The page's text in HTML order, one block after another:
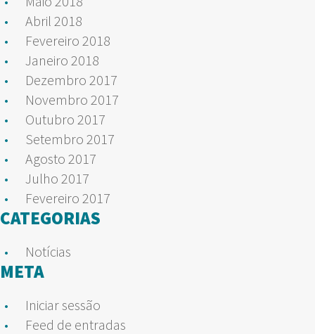
Abril 2018
Fevereiro 2018
Janeiro 2018
Dezembro 2017
Novembro 2017
Outubro 2017
Setembro 2017
Agosto 2017
Julho 2017
Fevereiro 2017
CATEGORIAS
Notícias
META
Iniciar sessão
Feed de entradas